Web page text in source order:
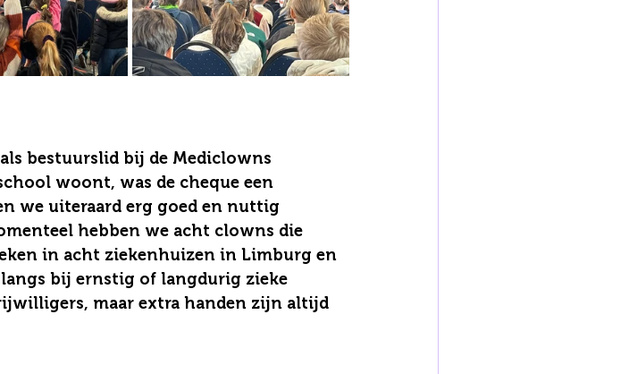
bestuurslid bij de Mediclowns
woont, was de cheque een
we uiteraard erg goed en nuttig
hebben we acht clowns die
in acht ziekenhuizen in Limburg en
bij ernstig of langdurig zieke
maar extra handen zijn altijd